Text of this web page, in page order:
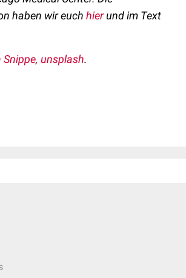
haben wir euch hierund im Text
Snippe, unsplash.